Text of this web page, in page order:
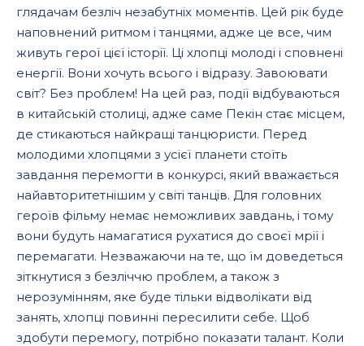
глядачам безліч незабутніх моментів. Цей рік буде
наповнений ритмом і танцями, адже це все, чим
живуть герої цієї історії. Ці хлопці молоді і сповнені
енергії. Вони хочуть всього і відразу. Завоювати
світ? Без проблем! На цей раз, події відбуваються
в китайській столиці, адже саме Пекін стає місцем,
де стикаються найкращі танцюристи. Перед
молодими хлопцями з усієї планети стоїть
завдання перемогти в конкурсі, який вважається
найавторитетнішим у світі танців. Для головних
героїв фільму немає неможливих завдань, і тому
вони будуть намагатися рухатися до своєї мрії і
перемагати. Незважаючи на те, що їм доведеться
зіткнутися з безліччю проблем, а також з
нерозумінням, яке буде тільки відволікати від
занять, хлопці повинні пересилити себе. Щоб
здобути перемогу, потрібно показати талант. Коли